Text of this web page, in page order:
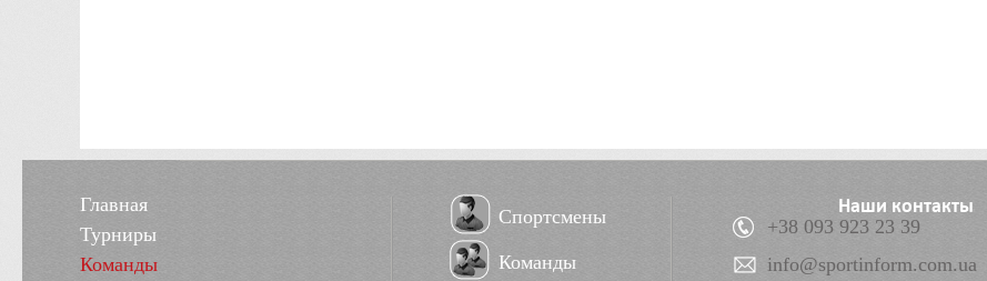
Главная
Турниры
Команды
Спортсмены
Команды
Наши контакты
+38 093 923 23 39
info@sportinform.com.ua